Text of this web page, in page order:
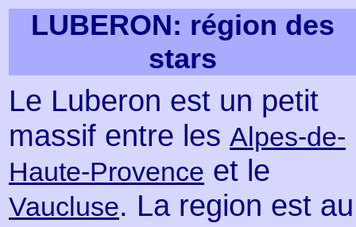
LUBERON: région des
stars
Le Luberon est un petit
massif entre les Alpes-de-
Haute-Provence et le
Vaucluse. La region est au